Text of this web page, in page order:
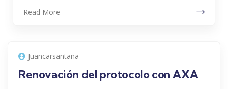
Read More
Juancarsantana
Renovación del protocolo con AXA